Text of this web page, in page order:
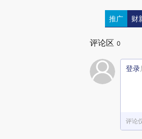
推广 财
评论区 0
登录
评论